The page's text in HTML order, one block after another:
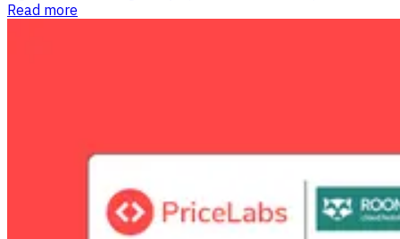
Read more